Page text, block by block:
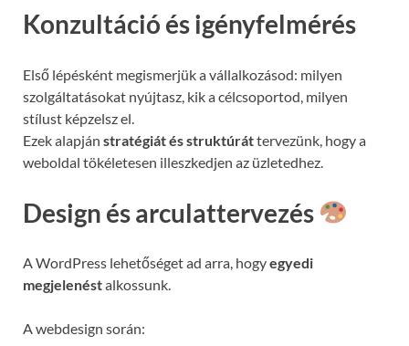
Konzultáció és igényfelmérés
Első lépésként megismerjük a vállalkozásod: milyen
szolgáltatásokat nyújtasz, kik a célcsoportod, milyen
stílust képzelsz el.
Ezek alapján stratégiát és struktúráttervezünk, hogy a
weboldal tökéletesen illeszkedjen az üzletedhez.
Design és arculattervezés
A WordPress lehetőséget ad arra, hogyegyedi
megjelenéstalkossunk.
A webdesign során: